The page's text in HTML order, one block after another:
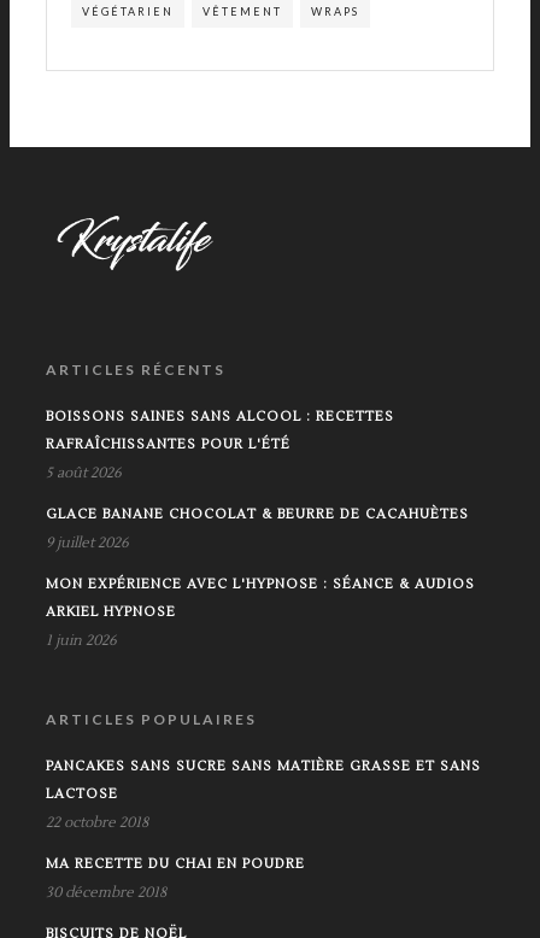
VÉGÉTARIEN VÊTEMENT WRAPS
ARTICLES RÉCENTS
BOISSONS SAINES SANS ALCOOL : RECETTES
RAFRAÎCHISSANTES POUR L'ÉTÉ
5 août 2026
GLACE BANANE CHOCOLAT & BEURRE DE CACAHUÈTES
9 juillet 2026
MON EXPÉRIENCE AVEC L'HYPNOSE : SÉANCE & AUDIOS
ARKIEL HYPNOSE
1 juin 2026
ARTICLES POPULAIRES
PANCAKES SANS SUCRE SANS MATIÈRE GRASSE ET SANS
LACTOSE
22 octobre 2018
MA RECETTE DU CHAI EN POUDRE
30 décembre 2018
BISCUITS DE NOËL